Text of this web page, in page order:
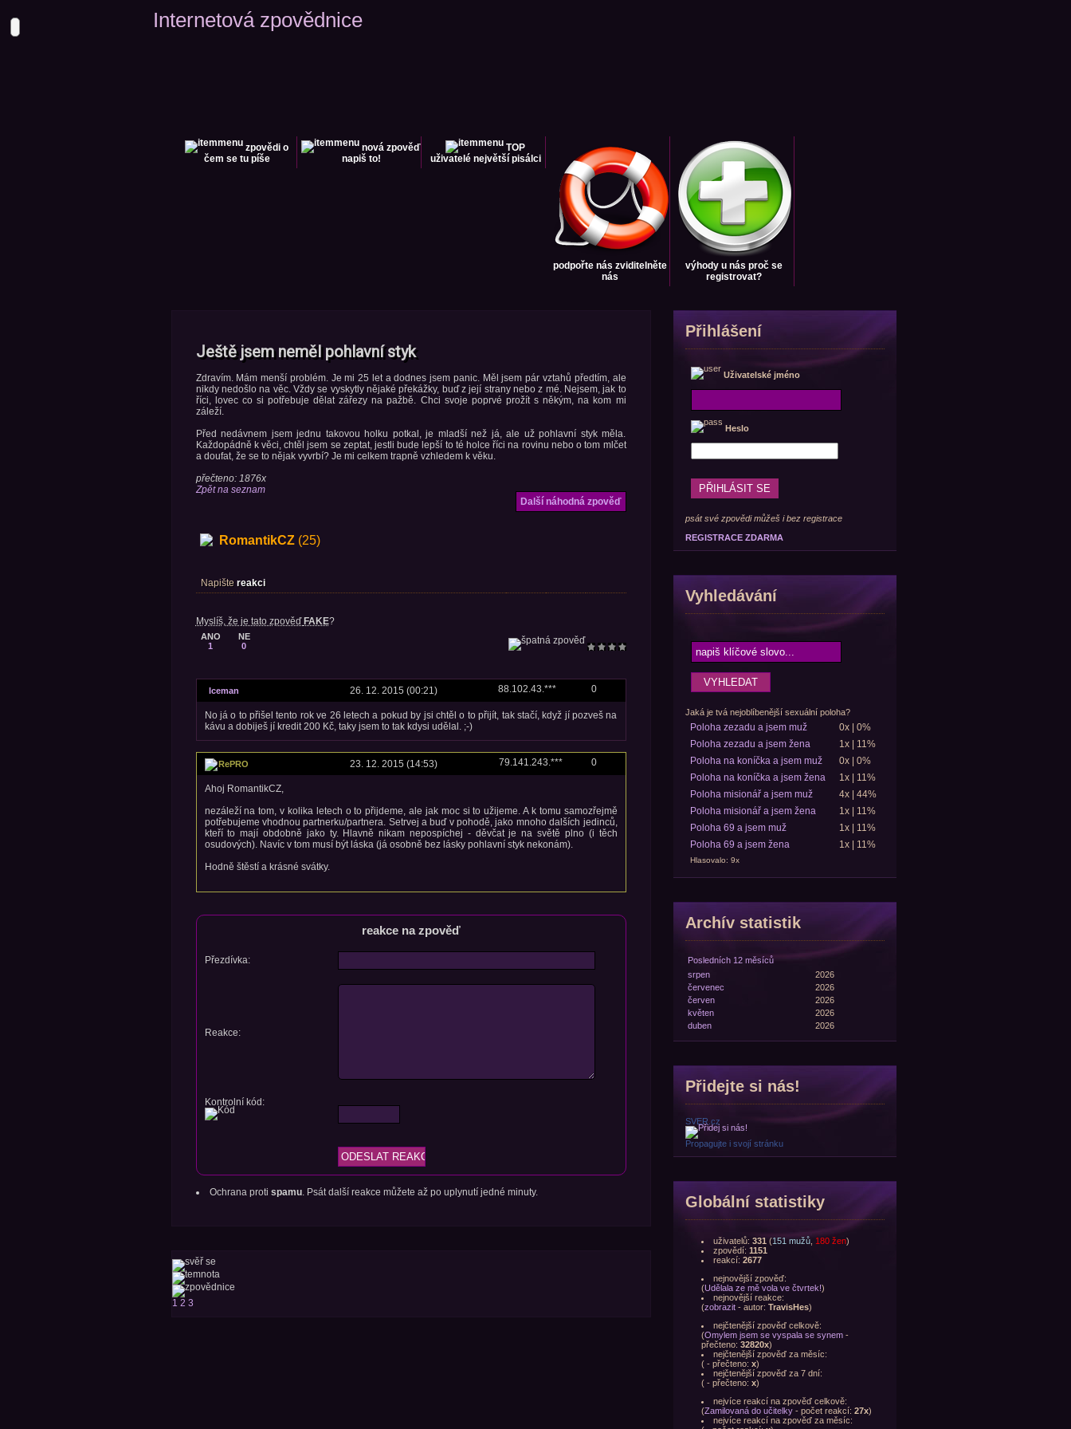
Internetová zpovědnice
zpovědi o
čem se tu píše
nová zpověď
napiš to!
TOP
uživatelé největší pisálci
podpořte nás zviditelněte
nás
výhody u nás proč se
registrovat?
Ještě jsem neměl pohlavní styk
Zdravím. Mám menší problém. Je mi 25 let a dodnes jsem panic. Měl jsem pár vztahů předtím, ale
nikdy nedošlo na věc. Vždy se vyskytly nějaké překážky, buď z její strany nebo z mé. Nejsem, jak to
říci, lovec co si potřebuje dělat zářezy na pažbě. Chci svoje poprvé prožít s někým, na kom mi
záleží.
Před nedávnem jsem jednu takovou holku potkal, je mladší než já, ale už pohlavní styk měla.
Každopádně k věci, chtěl jsem se zeptat, jestli bude lepší to té holce říci na rovinu nebo o tom mlčet
a doufat, že se to nějak vyvrbí? Je mi celkem trapně vzhledem k věku.
přečteno: 1876x
Zpět na seznam
Další náhodná zpověď
RomantikCZ(25)
Napište reakci
Myslíš, že je tato zpověďFAKE?
ANO
1
NE
0
Iceman 26. 12. 2015 (00:21) 88.102.43.*** 0
No já o to přišel tento rok ve 26 letech a pokud by jsi chtěl o to přijít, tak stačí, když jí pozveš na
kávu a dobiješ jí kredit 200 Kč, taky jsem to tak kdysi udělal. ;-)
RePRO 23. 12. 2015 (14:53) 79.141.243.*** 0
Ahoj RomantikCZ,
nezáleží na tom, v kolika letech o to přijdeme, ale jak moc si to užijeme. A k tomu samozřejmě
potřebujeme vhodnou partnerku/partnera. Setrvej a buď v pohodě, jako mnoho dalších jedinců,
kteří to mají obdobně jako ty. Hlavně nikam nepospíchej - děvčat je na světě plno (i těch
osudových). Navíc v tom musí být láska (já osobně bez lásky pohlavní styk nekonám).
Hodně štěstí a krásné svátky.
reakce na zpověď
Přezdívka:
Reakce:
Kontrolní kód:
Ochrana proti spamu. Psát další reakce můžete až po uplynutí jedné minuty.
1 2 3
Přihlášení
Uživatelské jméno
Heslo
psát své zpovědi můžeš i bez registrace
REGISTRACE ZDARMA
Vyhledávání
Jaká je tvá nejoblíbenější sexuální poloha?
Poloha zezadu a jsem muž
0x | 0%
Poloha zezadu a jsem žena
1x | 11%
Poloha na koníčka a jsem muž
0x | 0%
Poloha na koníčka a jsem žena
1x | 11%
Poloha misionář a jsem muž
4x | 44%
Poloha misionář a jsem žena
1x | 11%
Poloha 69 a jsem muž
1x | 11%
Poloha 69 a jsem žena
1x | 11%
Hlasovalo: 9x
Archív statistik
Posledních 12 měsíců
srpen
2026
červenec
2026
červen
2026
květen
2026
duben
2026
Přidejte si nás!
SVER.cz
Propagujte i svojí stránku
Globální statistiky
uživatelů: 331 (151 mužů, 180 žen)
zpovědí: 1151
reakcí: 2677
nejnovější zpověď:
(Udělala ze mě vola ve čtvrtek!)
nejnovější reakce:
(zobrazit- autor: TravisHes)
nejčtenější zpověď celkově:
(Omylem jsem se vyspala se synem-
přečteno: 32820x)
nejčtenější zpověď za měsíc:
(- přečteno: x)
nejčtenější zpověď za 7 dní:
(- přečteno: x)
nejvíce reakcí na zpověď celkově:
(Zamilovaná do učitelky- počet reakcí: 27x)
nejvíce reakcí na zpověď za měsíc: